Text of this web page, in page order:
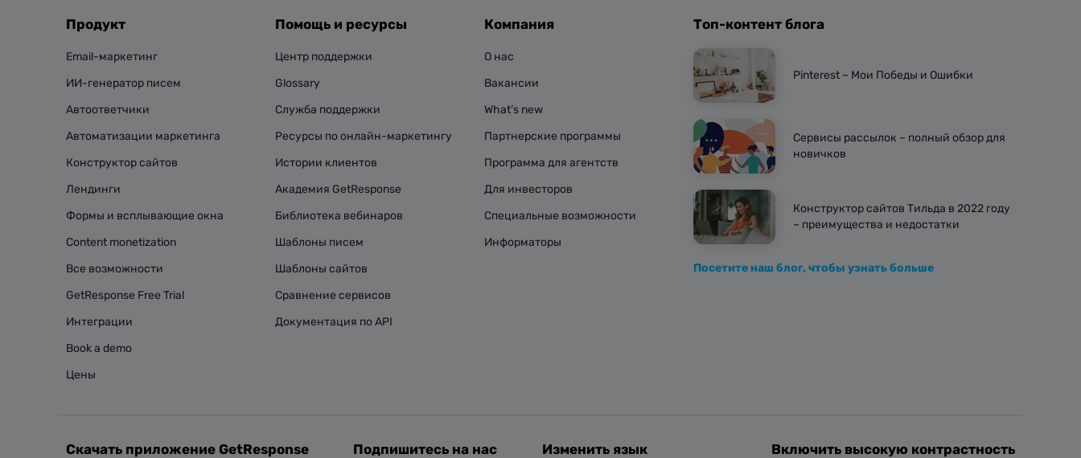
Продукт
Email-маркетинг
ИИ-генератор писем
Автоответчики
Автоматизации маркетинга
Конструктор сайтов
Лендинги
Формы и всплывающие окна
Content monetization
Все возможности
GetResponse Free Trial
Интеграции
Book a demo
Цены
Помощь и ресурсы
Центр поддержки
Glossary
Служба поддержки
Ресурсы по онлайн-маркетингу
Истории клиентов
Академия GetResponse
Библиотека вебинаров
Шаблоны писем
Шаблоны сайтов
Сравнение сервисов
Документация по API
Компания
О нас
Вакансии
What’s new
Партнерские программы
Программа для агентств
Для инвесторов
Специальные возможности
Информаторы
Топ-контент блога
Pinterest – Мои Победы и Ошибки
Сервисы рассылок – полный обзор для
новичков
Конструктор сайтов Тильда в 2022 году
– преимущества и недостатки
Посетите наш блог, чтобы узнать больше
Скачать приложение GetResponse Подпишитесь на нас Изменить язык Включить высокую контрастность